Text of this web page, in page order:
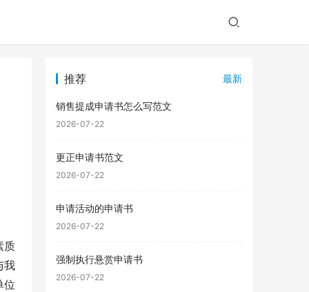
质
我
位
推荐 最新
销售提成申请书怎么写范文
2026-07-22
更正申请书范文
2026-07-22
申请活动的申请书
2026-07-22
强制执行悬赏申请书
2026-07-22